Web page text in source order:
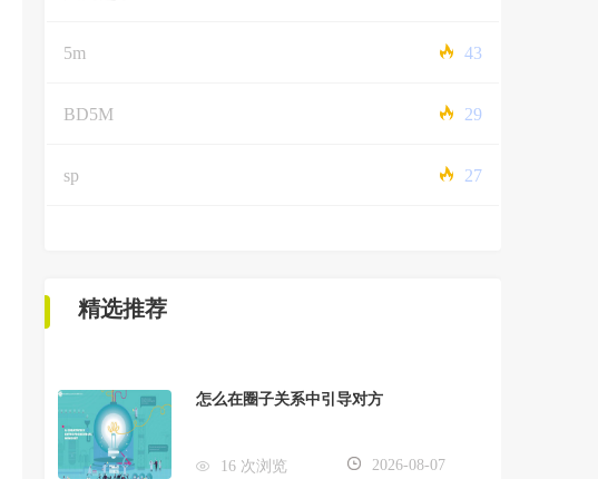
5m 43
BD5M 29
sp 27
精选推荐
怎么在圈子关系中引导对方
16 次浏览 2026-08-07